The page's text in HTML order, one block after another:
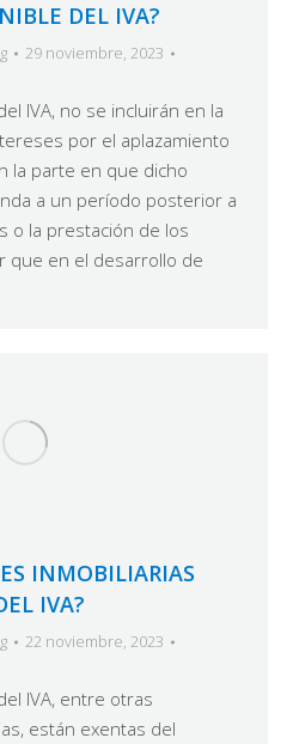
DEL IVA?
29 noviembre, 2023
IVA, no se incluirán en la
por el aplazamiento
la parte en que dicho
a un período posterior a
o la prestación de los
que en el desarrollo de
INMOBILIARIAS
IVA?
22 noviembre, 2023
IVA, entre otras
están exentas del